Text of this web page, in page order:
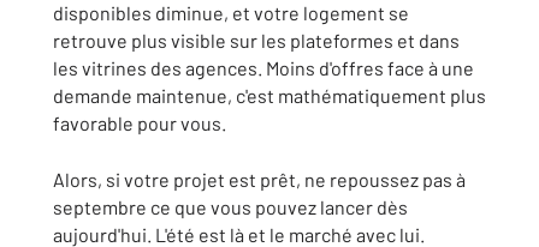
disponibles diminue, et votre logement se
retrouve plus visible sur les plateformes et dans
les vitrines des agences. Moins d'offres face à une
demande maintenue, c'est mathématiquement plus
favorable pour vous.
Alors, si votre projet est prêt, ne repoussez pas à
septembre ce que vous pouvez lancer dès
aujourd'hui. L'été est là et le marché avec lui.